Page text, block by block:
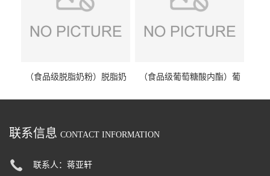
（食品级脱脂奶粉）脱脂奶
（食品级葡萄糖酸内酯）葡
联系信息 CONTACT INFORMATION
联系人：蒋亚轩